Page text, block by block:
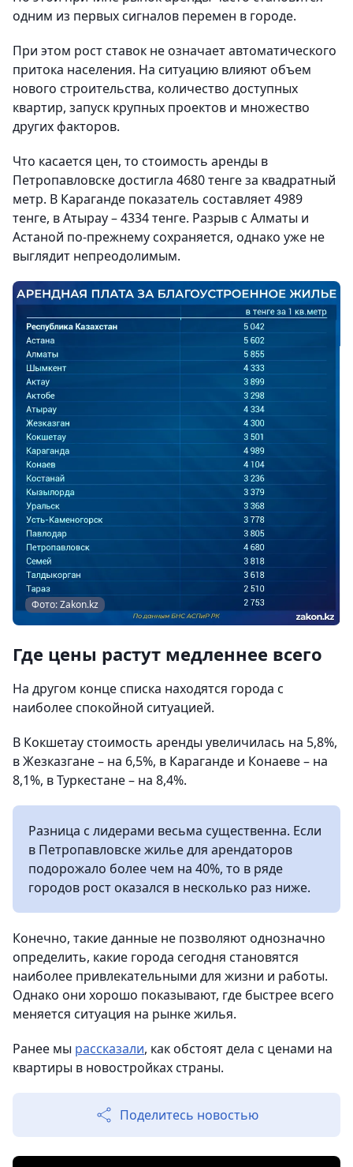
одним из первых сигналов перемен в городе.
При этом рост ставок не означает автоматического
притока населения. На ситуацию влияют объем
нового строительства, количество доступных
квартир, запуск крупных проектов и множество
других факторов.
Что касается цен, то стоимость аренды в
Петропавловске достигла 4680 тенге за квадратный
метр. В Караганде показатель составляет 4989
тенге, в Атырау – 4334 тенге. Разрыв с Алматы и
Астаной по-прежнему сохраняется, однако уже не
выглядит непреодолимым.
Фото: Zakon.kz
Где цены растут медленнее всего
На другом конце списка находятся города с
наиболее спокойной ситуацией.
В Кокшетау стоимость аренды увеличилась на 5,8%,
в Жезказгане – на 6,5%, в Караганде и Конаеве – на
8,1%, в Туркестане – на 8,4%.
Разница с лидерами весьма существенна. Если
в Петропавловске жилье для арендаторов
подорожало более чем на 40%, то в ряде
городов рост оказался в несколько раз ниже.
Конечно, такие данные не позволяют однозначно
определить, какие города сегодня становятся
наиболее привлекательными для жизни и работы.
Однако они хорошо показывают, где быстрее всего
меняется ситуация на рынке жилья.
Ранее мы рассказали, как обстоят дела с ценами на
квартиры в новостройках страны.
Поделитесь новостью